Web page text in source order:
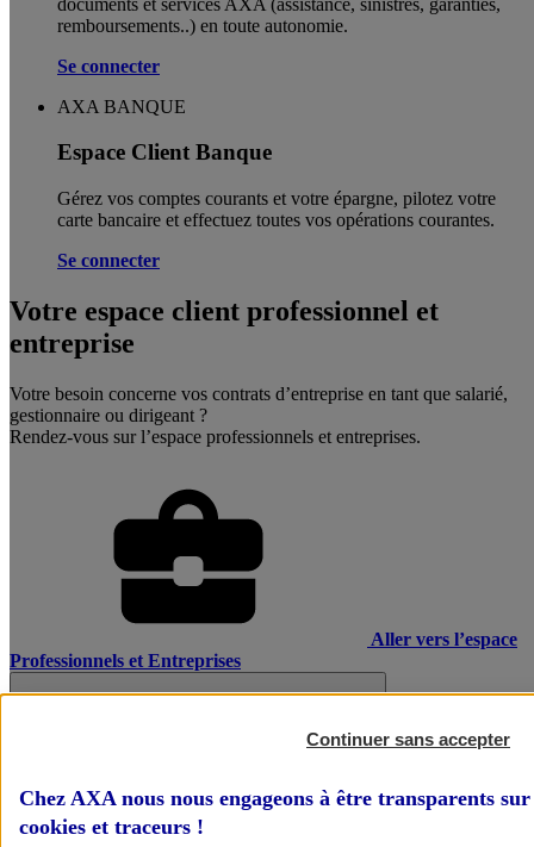
remboursements..) en toute autonomie. ​
Se connecter
AXA BANQUE
Espace Client Banque
Gérez vos comptes courants et votre épargne, pilotez votre
carte bancaire et effectuez toutes vos opérations courantes.
Se connecter
Votre espace client professionnel et
entreprise
Votre besoin concerne vos contrats d’entreprise en tant que salarié,
gestionnaire ou dirigeant ?
Rendez-vous sur l’espace professionnels et entreprises.
Aller vers l’espace
Professionnels et Entreprises
Continuer sans accepter
Chez AXA nous nous engageons à être transparents
cookies et traceurs !